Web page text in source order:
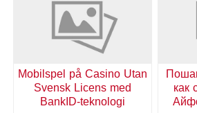
как
Mobilspel på Casino Utan
Svensk Licens med
BankID-teknologi